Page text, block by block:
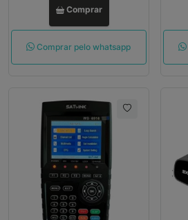
Comprar
Comprar pelo whatsapp